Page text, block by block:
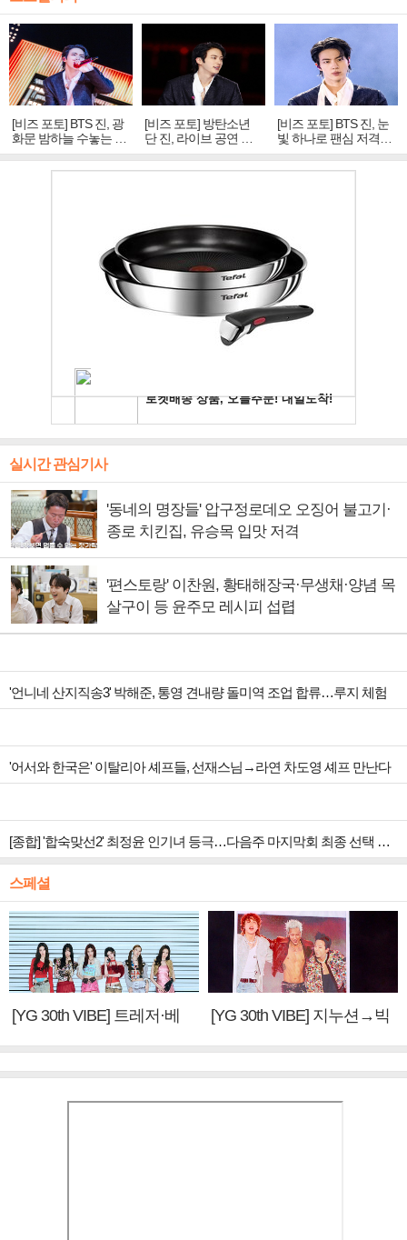
[비즈 포토] BTS 진, 광
화문 밤하늘 수놓는 '비
주얼 킹'의 열창
[비즈 포토] 방탄소년
단 진, 라이브 공연 중
빛나는 독보적 아우라
[비즈 포토] BTS 진, 눈
빛 하나로 팬심 저격…
독보적 카리스마
실시간 관심기사
'동네의 명장들' 압구정로데오 오징어 불고기·
종로 치킨집, 유승목 입맛 저격
'편스토랑' 이찬원, 황태해장국·무생채·양념 목
살구이 등 윤주모 레시피 섭렵
'언니네 산지직송3' 박해준, 통영 견내량 돌미역 조업 합류…루지 체험
'어서와 한국은' 이탈리아 셰프들, 선재스님→라연 차도영 셰프 만난다
[종합] '합숙맞선2' 최정윤 인기녀 등극…다음주 마지막회 최종 선택 예고
스페셜
[YG 30th VIBE] 트레저·베
[YG 30th VIBE] 지누션→빅